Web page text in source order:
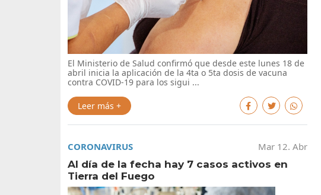
El Ministerio de Salud confirmó que desde este lunes 18 de
abril inicia la aplicación de la 4ta o 5ta dosis de vacuna
contra COVID-19 para los sigui ...
Leer más +
CORONAVIRUS
Mar 12. Abr
Al día de la fecha hay 7 casos activos en
Tierra del Fuego